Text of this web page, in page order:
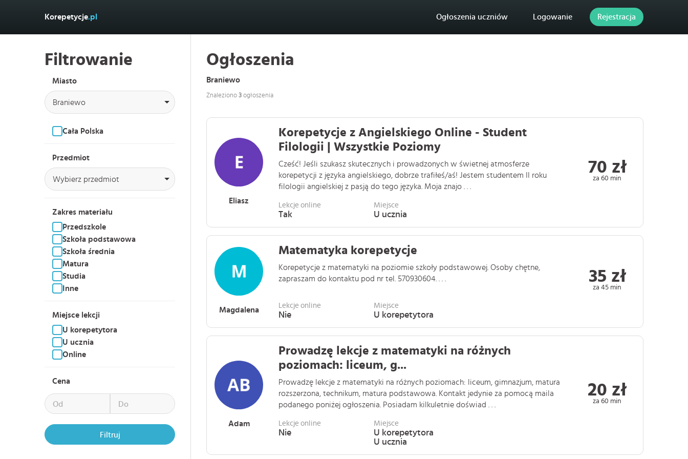
Korepetycje.pl Ogłoszenia uczniów Logowanie Rejestracja
Filtrowanie
Miasto
Braniewo
Cała Polska
Przedmiot
Wybierz przedmiot
Zakres materiału
Przedszkole
Szkoła podstawowa
Szkoła średnia
Matura
Studia
Inne
Miejsce lekcji
U korepetytora
U ucznia
Online
Cena
Filtruj
Ogłoszenia
Braniewo
Znaleziono 3 ogłoszenia
Eliasz
Korepetycje z Angielskiego Online - Student
Filologii | Wszystkie Poziomy
Cześć! Jeśli szukasz skutecznych i prowadzonych w świetnej atmosferze
korepetycji z języka angielskiego, dobrze trafiłeś/aś! Jestem studentem II roku
filologii angielskiej z pasją do tego języka. Moja znajo . . .
Lekcje online
Tak
Miejsce
U ucznia
70 zł
za 60 min
Magdalena
Matematyka korepetycje
Korepetycje z matematyki na poziomie szkoły podstawowej. Osoby chętne,
zapraszam do kontaktu pod nr tel. 570930604. . . .
Lekcje online
Nie
Miejsce
U korepetytora
35 zł
za 45 min
Adam
Prowadzę lekcje z matematyki na różnych
poziomach: liceum, g...
Prowadzę lekcje z matematyki na różnych poziomach: liceum, gimnazjum, matura
rozszerzona, technikum, matura podstawowa. Kontakt jedynie za pomocą maila
podanego poniżej ogłoszenia. Posiadam kilkuletnie doświad . . .
Lekcje online
Nie
Miejsce
U korepetytora
U ucznia
20 zł
za 60 min